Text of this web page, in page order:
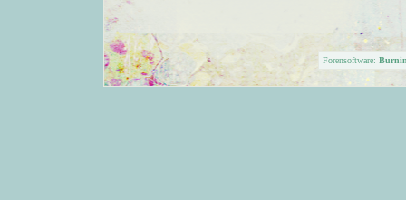
Forensoftware: